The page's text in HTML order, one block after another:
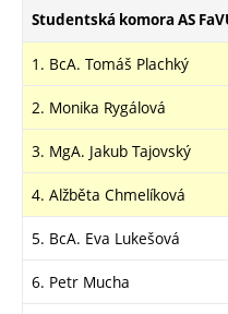
Studentská komora AS
1. BcA. Tomáš Plachký
2. Monika Rygálová
3. MgA. Jakub Tajovský
4. Alžběta Chmelíková
5. BcA. Eva Lukešová
6. Petr Mucha